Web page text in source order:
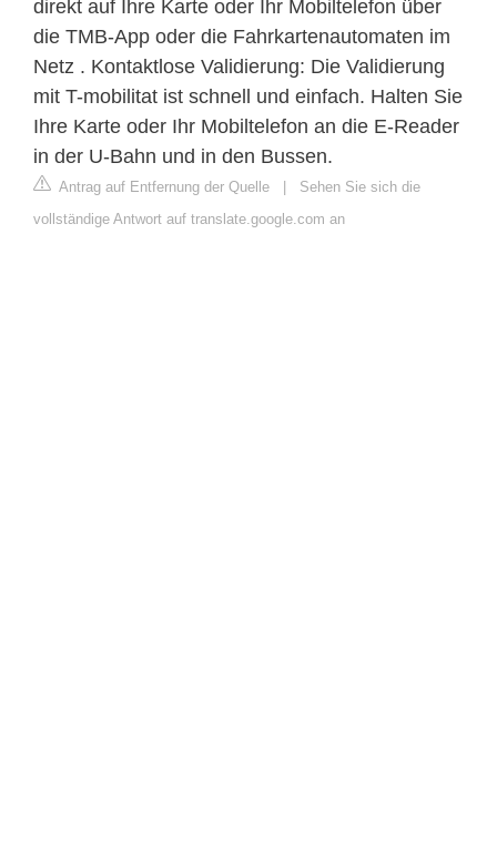
direkt auf Ihre Karte oder Ihr Mobiltelefon über
die TMB-App oder die Fahrkartenautomaten im
Netz . Kontaktlose Validierung: Die Validierung
mit T-mobilitat ist schnell und einfach. Halten Sie
Ihre Karte oder Ihr Mobiltelefon an die E-Reader
in der U-Bahn und in den Bussen.
Antrag auf Entfernung der Quelle | Sehen Sie sich die
vollständige Antwort auf translate.google.com an